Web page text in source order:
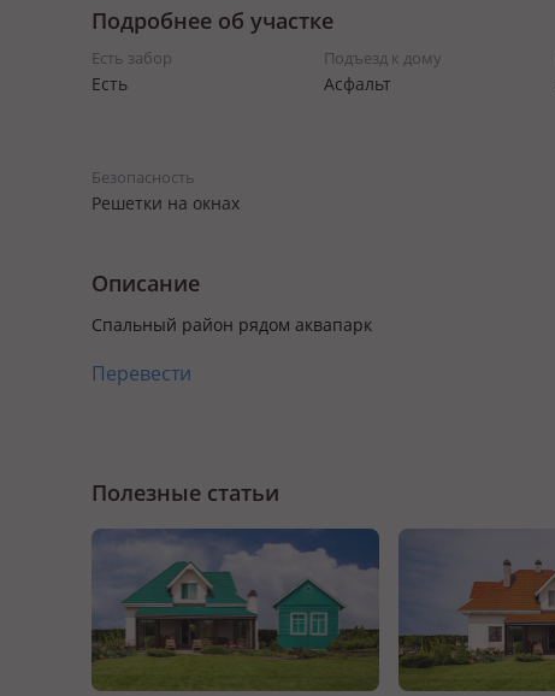
Подробнее об участке
Есть забор
Есть
Подъезд к дому
Асфальт
Безопасность
Решетки на окнах
Описание
Спальный район рядом аквапарк
Перевести
Полезные статьи